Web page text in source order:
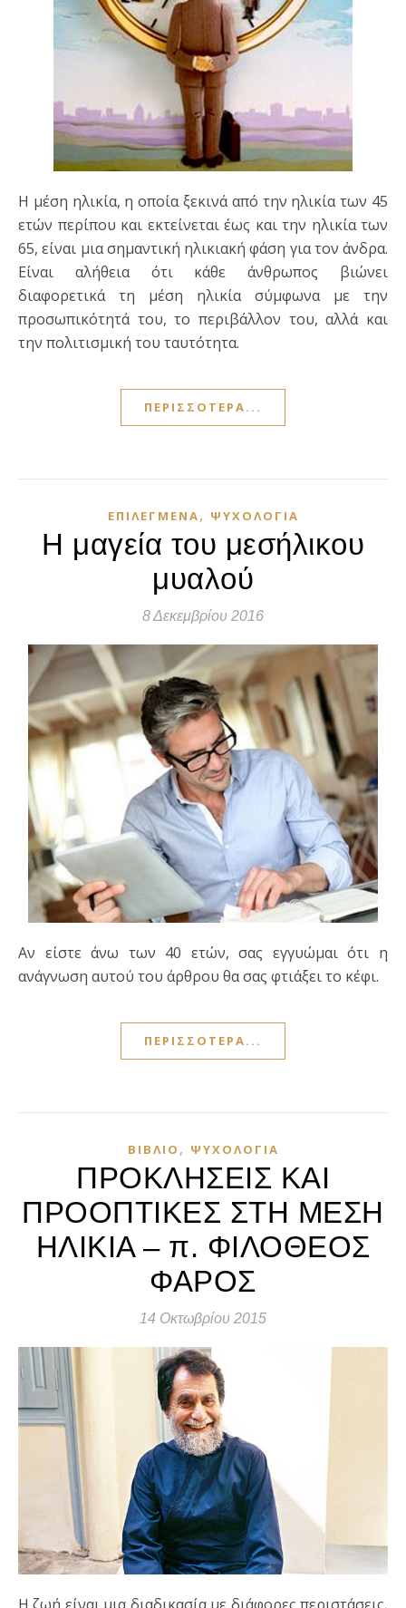
Η μέση ηλικία, η οποία ξεκινά από την ηλικία των 45
ετών περίπου και εκτείνεται έως και την ηλικία των
65, είναι μια σημαντική ηλικιακή φάση για τον άνδρα.
Είναι αλήθεια ότι κάθε άνθρωπος βιώνει
διαφορετικά τη μέση ηλικία σύμφωνα με την
προσωπικότητά του, το περιβάλλον του, αλλά και
την πολιτισμική του ταυτότητα.
ΠΕΡΙΣΣΌΤΕΡΑ...
ΕΠΙΛΕΓΜΈΝΑ, ΨΥΧΟΛΟΓΊΑ
Η μαγεία του μεσήλικου
μυαλού
8 Δεκεμβρίου 2016
Αν είστε άνω των 40 ετών, σας εγγυώμαι ότι η
ανάγνωση αυτού του άρθρου θα σας φτιάξει το κέφι.
ΠΕΡΙΣΣΌΤΕΡΑ...
ΒΙΒΛΊΟ , ΨΥΧΟΛΟΓΊΑ
ΠΡΟΚΛΗΣΕΙΣ ΚΑΙ
ΠΡΟΟΠΤΙΚΕΣ ΣΤΗ ΜΕΣΗ
ΗΛΙΚΙΑ – π. ΦΙΛΟΘΕΟΣ
ΦΑΡΟΣ
14 Οκτωβρίου 2015